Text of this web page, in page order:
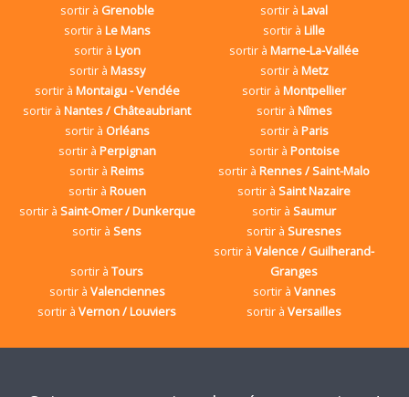
sortir à Grenoble sortir àLaval
sortir à Le Mans sortir àLille
sortir à Lyon sortir àMarne-La-Vallée
sortir à Massy sortir à Metz
sortir à Montaigu - Vendée sortir àMontpellier
sortir àNantes / Châteaubriant sortir à Nîmes
sortir à Orléans sortir à Paris
sortir à Perpignan sortir à Pontoise
sortir àReims sortir àRennes / Saint-Malo
sortir à Rouen sortir àSaint Nazaire
sortir à Saint-Omer / Dunkerque sortir àSaumur
sortir àSens sortir àSuresnes
sortir àTours
sortir àValence / Guilherand-
Granges
sortir à Valenciennes sortir à Vannes
sortir àVernon / Louviers sortir àVersailles